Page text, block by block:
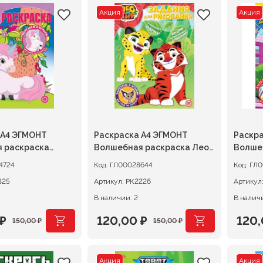
А4 ЭГМОНТ
раскраска
150,00₽
₽
Акция
Раскраска А4 ЭГМОНТ
Волшебная раскраска Лео
Код: ГЛ00028644
Артикул: РК2226
В наличии: 2
150,00₽
Первоначальная
120,00 ₽
Текущая
Акция
Код:
Артикул:
В
Акция Акция